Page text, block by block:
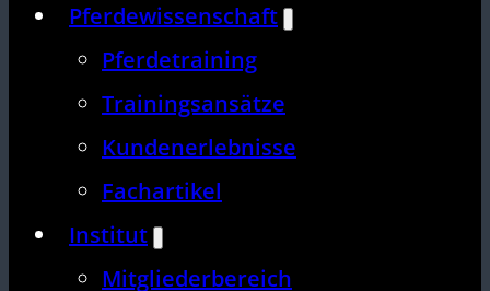
Pferdewissenschaft
Pferdetraining
Trainingsansätze
Kundenerlebnisse
Fachartikel
Institut
Mitgliederbereich